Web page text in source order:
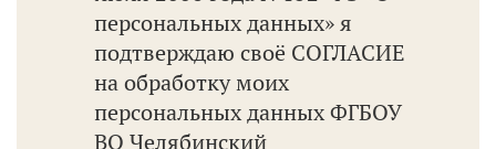
персональных данных» я
подтверждаю своё СОГЛАСИЕ
на обработку моих
персональных данных ФГБОУ
ВО Челябинский